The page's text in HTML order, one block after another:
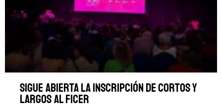
Sigue abierta la inscripción de cortos y
largos al FICER